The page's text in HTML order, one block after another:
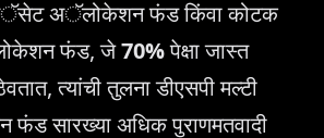
अॅसेट अॅलोकेशन फंड किंवा कोटक
फंड, जे70%पेक्षा जास्त
त्यांची तुलना डीएसपी मल्टी
अधिक पुराणमतवादी